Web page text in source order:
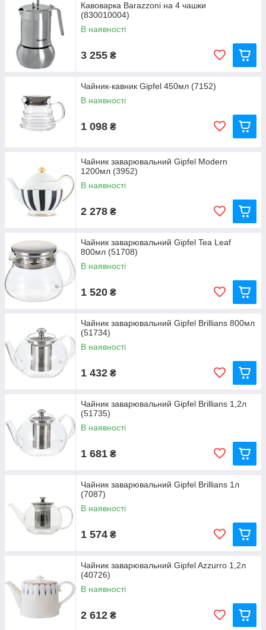
Кавоварка Barazzoni на 4 чашки
(830010004)
В наявності
3 255 ₴
Чайник-кавник Gipfel 450мл (7152)
В наявності
1 098 ₴
Чайник заварювальний Gipfel Modern
1200мл (3952)
В наявності
2 278 ₴
Чайник заварювальний Gipfel Tea Leaf
800мл (51708)
В наявності
1 520 ₴
Чайник заварювальний Gipfel Brillians 800мл
(51734)
В наявності
1 432 ₴
Чайник заварювальний Gipfel Brillians 1,2л
(51735)
В наявності
1 681 ₴
Чайник заварювальний Gipfel Brillians 1л
(7087)
В наявності
1 574 ₴
Чайник заварювальний Gipfel Azzurro 1,2л
(40726)
В наявності
2 612 ₴